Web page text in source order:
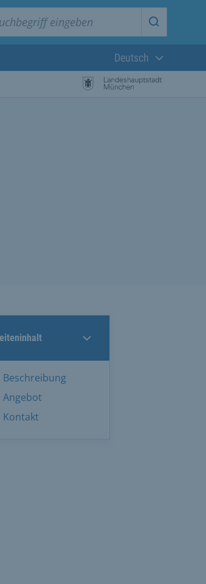
Suche
Aktuelle
Deutsch
Beschreibung
Angebot
Kontakt